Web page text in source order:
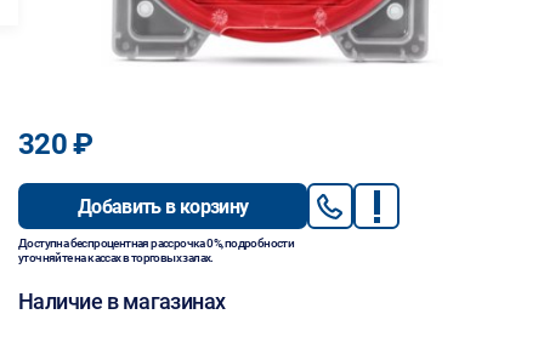
320 ₽
Добавить в корзину
Доступна беспроцентная рассрочка 0%, подробности
уточняйте на кассах в торговых залах.
Наличие в магазинах